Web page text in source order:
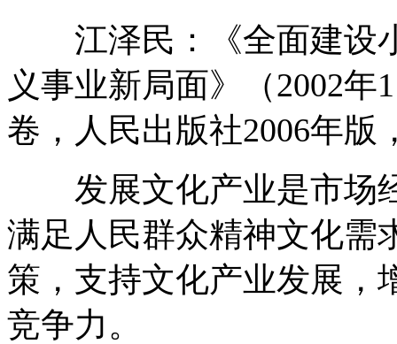
江泽民：《全面建设
义事业新局面》（2002
卷，人民出版社2006年版
发展文化产业是市场
满足人民群众精神文化需
策，支持文化产业发展，
竞争力。